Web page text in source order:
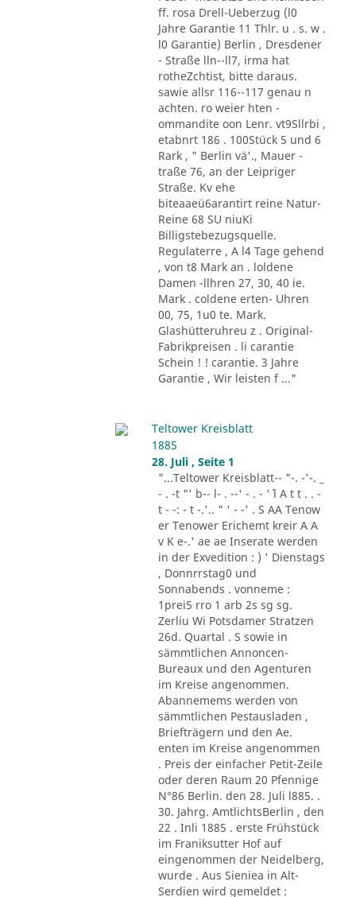
ff. rosa Drell-Ueberzug (l0
Jahre Garantie 11 Thlr. u . s. w .
l0 Garantie) Berlin , Dresdener
- Straße lln--ll7, irma hat
rotheZchtist, bitte daraus.
sawie allsr 116--117 genau n
achten. ro weier hten -
ommandite oon Lenr. vt9Sllrbi ,
etabnrt 186 . 100Stück 5 und 6
Rark , " Berlin vä'., Mauer -
traße 76, an der Leipriger
Straße. Kv ehe
biteaaeü6arantirt reine Natur-
Reine 68 SU niuKi
Billigstebezugsquelle.
Regulaterre , A l4 Tage gehend
, von t8 Mark an . loldene
Damen -llhren 27, 30, 40 ie.
Mark . coldene erten- Uhren
00, 75, 1u0 te. Mark.
Glashütteruhreu z . Original-
Fabrikpreisen . li carantie
Schein ! ! carantie. 3 Jahre
Garantie , Wir leisten f ..."
Teltower Kreisblatt
1885
28. Juli , Seite 1
"...Teltower Kreisblatt-- "-. -'-. _
- . -t "' b-- l- . --' - . - '´ l A t t . . -
t - -: - t -.'.. " ' - -' . S AA Tenow
er Tenower Erichemt kreir A A
v K e-.' ae ae Inserate werden
in der Exvedition : ) ' Dienstags
, Donnrrstag0 und
Sonnabends . vonneme :
1prei5 rro 1 arb 2s sg sg.
Zerliu Wi Potsdamer Stratzen
26d. Quartal . S sowie in
sämmtlichen Annoncen-
Bureaux und den Agenturen
im Kreise angenommen.
Abannemems werden von
sämmtlichen Pestausladen ,
Briefträgern und den Ae.
enten im Kreise angenommen
. Preis der einfacher Petit-Zeile
oder deren Raum 20 Pfennige
N°86 Berlin. den 28. Juli l885. .
30. Jahrg. AmtlichtsBerlin , den
22 . Inli 1885 . erste Frühstück
im Franiksutter Hof auf
eingenommen der Neidelberg,
wurde . Aus Sieniea in Alt-
Serdien wird gemeldet :